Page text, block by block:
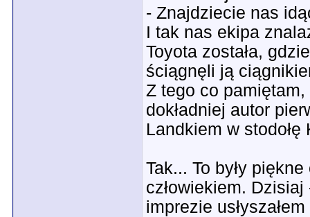
- Znajdziecie nas
I tak nas ekipa
Toyota została,
ściągnęli ją
Z tego co
dokładniej autor
Landkiem w stodołę
Tak... To były
człowiekiem.
imprezie